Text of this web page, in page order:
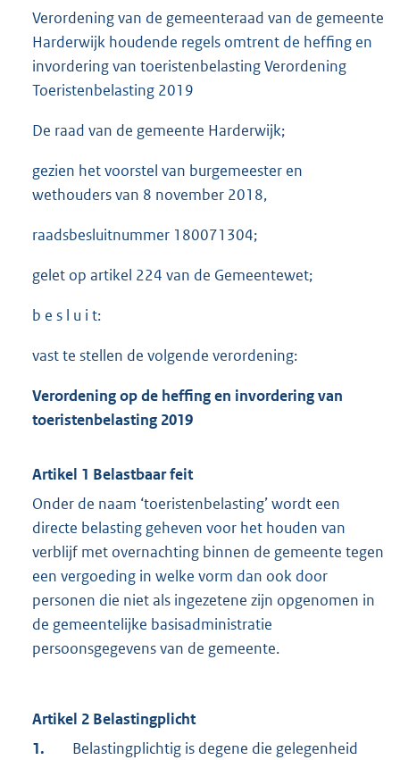
Verordening van de gemeenteraad van de gemeente
Harderwijk houdende regels omtrent de heffing en
invordering van toeristenbelasting Verordening
Toeristenbelasting 2019
De raad van de gemeente Harderwijk;
gezien het voorstel van burgemeester en
wethouders van 8 november 2018,
raadsbesluitnummer 180071304;
gelet op artikel 224 van de Gemeentewet;
b e s l u i t:
vast te stellen de volgende verordening:
Verordening op de heffing en invordering van
toeristenbelasting 2019
Artikel 1 Belastbaar feit
Onder de naam ‘toeristenbelasting’ wordt een
directe belasting geheven voor het houden van
verblijf met overnachting binnen de gemeente tegen
een vergoeding in welke vorm dan ook door
personen die niet als ingezetene zijn opgenomen in
de gemeentelijke basisadministratie
persoonsgegevens van de gemeente.
Artikel 2 Belastingplicht
1.
Belastingplichtig is degene die gelegenheid